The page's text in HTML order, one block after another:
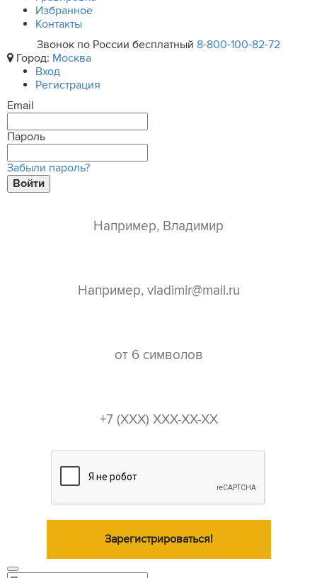
Избранное
Контакты
Звонок по России бесплатный 8-800-100-82-72
Город: Москва
Вход
Регистрация
Email
Пароль
Забыли пароль?
Войти
Зарегистрироваться!